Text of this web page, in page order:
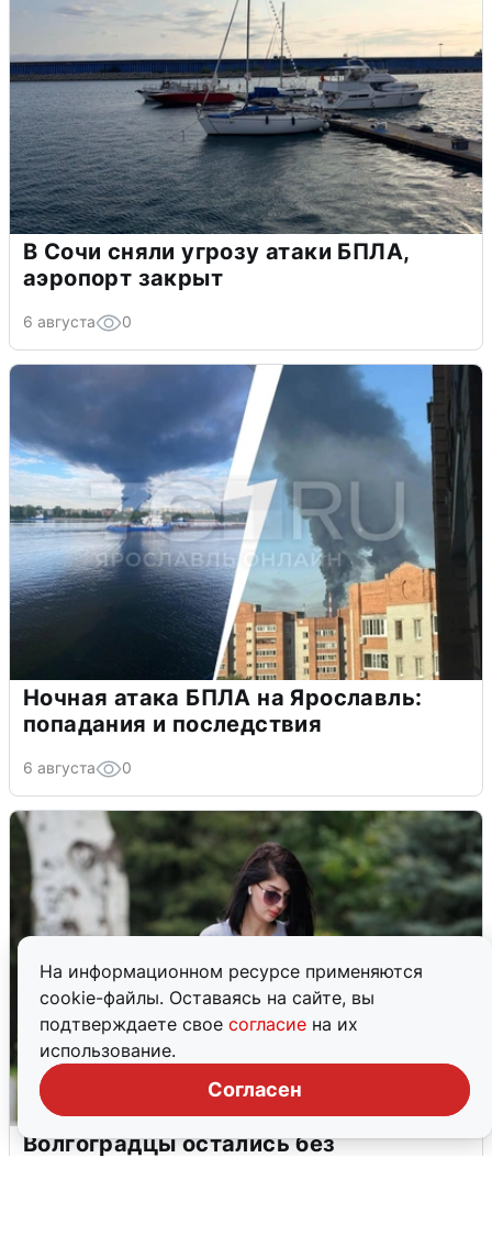
На информационном ресурсе применяются
cookie-файлы. Оставаясь на сайте, вы
подтверждаете свое согласие на их
использование.
Согласен
В Сочи сняли угрозу атаки БПЛА,
аэропорт закрыт
6 августа 0
Ночная атака БПЛА на Ярославль:
попадания и последствия
6 августа 0
Волгоградцы остались без